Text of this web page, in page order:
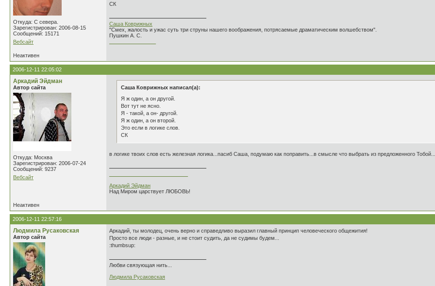
Откуда: С севера.
Зарегистрирован: 2006-08-15
Сообщений: 15171
Вебсайт
СК
Саша Коврижных
"Смех, жалость и ужас суть три струны нашего воображения, потрясаемые драматическим волшебством".
Пушкин А. С.
Неактивен
2006-12-11 22:05:02
Аркадий Эйдман
Автор сайта
Откуда: Москва
Зарегистрирован: 2006-07-24
Сообщений: 9237
Вебсайт
Саша Коврижных написал(а):
Я ж один, а он другой.
Вот тут не ясно.
Я - такой, а он- другой.
Я ж один, а он второй.
Это если в логике слов.
СК
в логике твоих слов есть железная логика...пасиб Саша, подумаю как поправить...в смысле что выбрать из предложенного Тобой...
Аркадий Эйдман
Над Миром царствует ЛЮБОВЬ!
Неактивен
2006-12-11 22:57:16
Людмила Русаковская
Автор сайта
Аркадий, ты молодец, очень верно и справедливо выразил главный принцип человеческого общежития!
Просто все люди - разные, и не стоит судить, да не судимы будем...
:thumbsup:
Любви связующая нить...
Людмила Русаковская